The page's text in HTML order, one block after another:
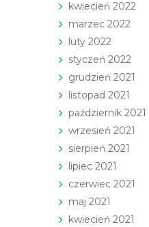
kwiecień 2022
marzec 2022
luty 2022
styczeń 2022
grudzień 2021
listopad 2021
październik 2021
wrzesień 2021
sierpień 2021
lipiec 2021
czerwiec 2021
maj 2021
kwiecień 2021